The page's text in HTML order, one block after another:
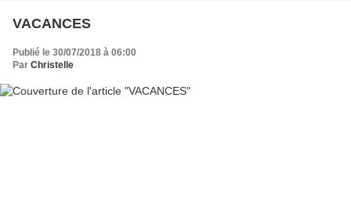
VACANCES
Publié le 30/07/2018 à 06:00
Par Christelle